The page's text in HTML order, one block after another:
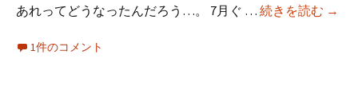
あれってどうなったんだろう…。 7月ぐ … 続きを読む そ
→
1件のコメント